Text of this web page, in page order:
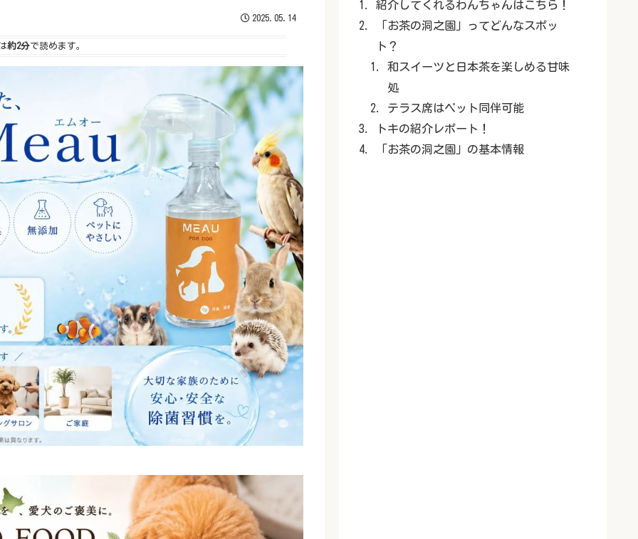
2025.05.14
約2分で読めます。
紹介してくれるわんちゃんはこちら！
「お茶の洞之園」ってどんなスポッ
ト？
和スイーツと日本茶を楽しめる甘味
処
テラス席はペット同伴可能
トキの紹介レポート！
「お茶の洞之園」の基本情報